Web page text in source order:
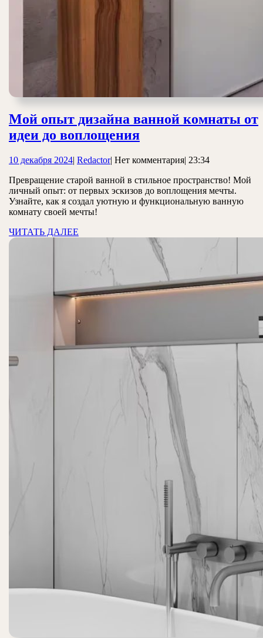
Мой опыт дизайна ванной комнаты от
идеи до воплощенияМой
дизайна
ванной
комнаты
до
воплощения
10 декабря 202410
2024
| RedactorRedactor
| Нет комментария| 23:34
Превращение старой ванной в стильное пространство! Мой
личный опыт: от первых эскизов до воплощения мечты.
Узнайте, как я создал уютную и функциональную ванную
комнату своей мечты!
ЧИТАТЬ ДАЛЕЕ
ДАЛЕЕ